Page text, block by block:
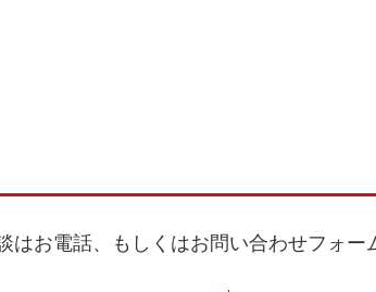
はお電話、もしくはお問い合わせフォー